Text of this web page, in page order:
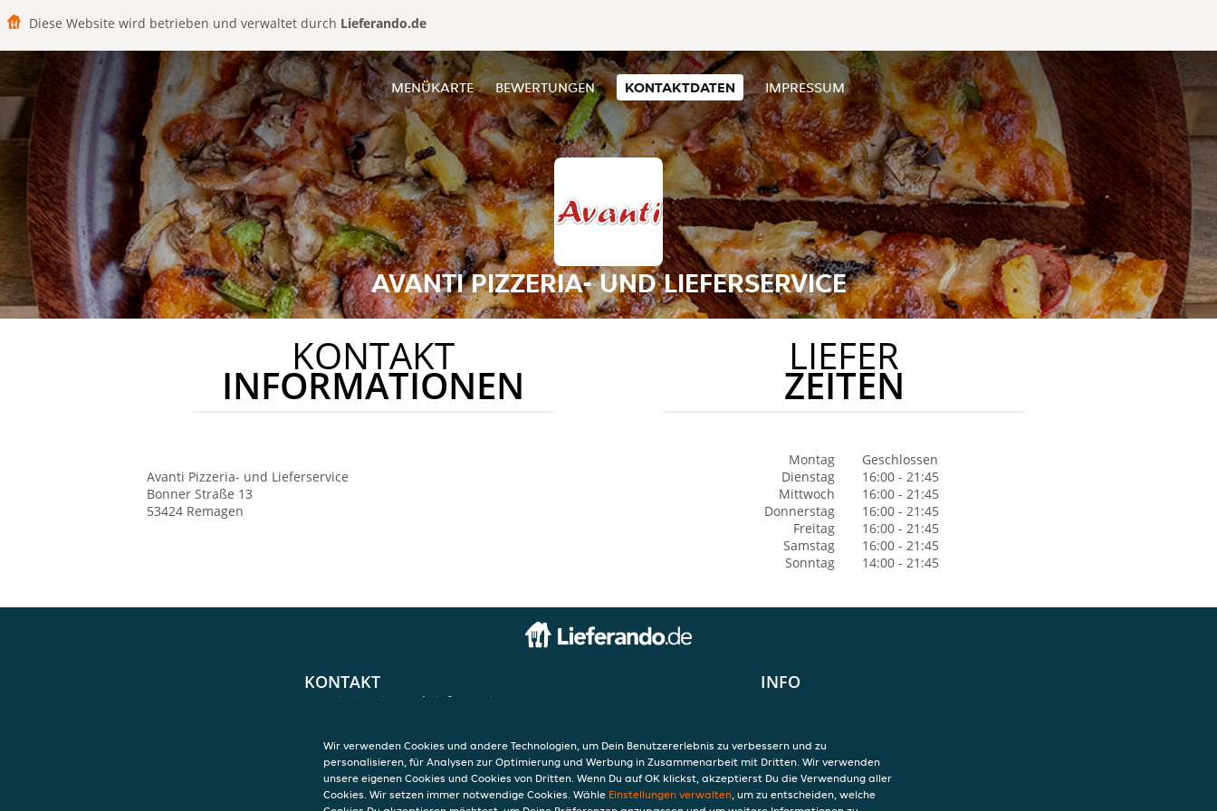
Diese Website wird betrieben und verwaltet durch Lieferando.de
MENÜKARTE BEWERTUNGEN KONTAKTDATEN IMPRESSUM
AVANTI PIZZERIA- UND LIEFERSERVICE
KONTAKT
INFORMATIONEN
Avanti Pizzeria- und Lieferservice
Bonner Straße 13
53424 Remagen
LIEFER
ZEITEN
Montag
Geschlossen
Dienstag
16:00 - 21:45
Mittwoch
16:00 - 21:45
Donnerstag
16:00 - 21:45
Freitag
16:00 - 21:45
Samstag
16:00 - 21:45
Sonntag
14:00 - 21:45
KONTAKT
Avanti Pizzeria- und Lieferservice
INFO
Impressum
Wir verwenden Cookies und andere Technologien, um Dein Benutzererlebnis zu verbessern und zu
personalisieren, für Analysen zur Optimierung und Werbung in Zusammenarbeit mit Dritten. Wir verwenden
unsere eigenen Cookies und Cookies von Dritten. Wenn Du auf OK klickst, akzeptierst Du die Verwendung aller
Cookies. Wir setzen immer notwendige Cookies. Wähle Einstellungen verwalten, um zu entscheiden, welche